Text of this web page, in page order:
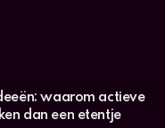
waarom actieve
dan een etentje